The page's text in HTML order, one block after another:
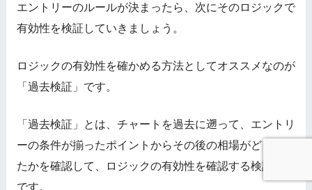
エントリーのルールが決まったら、次にそのロジックで
有効性を検証していきましょう。
ロジックの有効性を確かめる方法としてオススメなのが
「過去検証」です。
「過去検証」とは、チャートを過去に遡って、エントリ
ーの条件が揃ったポイントからその後の相場がどう動い
たかを確認して、ロジックの有効性を確認する検証方法
です。